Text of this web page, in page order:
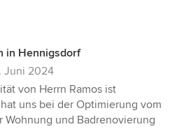
in Hennigsdorf
Juni 2024
von Herrn Ramos ist
uns bei der Optimierung vom
Wohnung und Badrenovierung